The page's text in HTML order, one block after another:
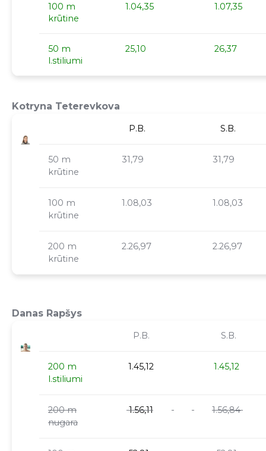
100 m
krūtine
1.04,35 1.07,35
50 m
l.stiliumi
25,10 26,37
Kotryna Teterevkova
P.B. S.B.
50 m
krūtine
31,79 31,79
100 m
krūtine
1.08,03 1.08,03
200 m
krūtine
2.26,97 2.26,97
Danas Rapšys
P.B. S.B.
200 m
l.stiliumi
1.45,12 1.45,12
200 m
nugara
1.56,11 1.56,84